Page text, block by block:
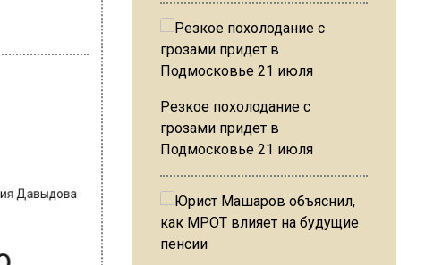
Резкое похолодание с
грозами придет в
Подмосковье 21 июля